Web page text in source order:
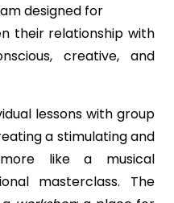
designed for
their relationship with
creative, and
lessons with group
a stimulating and
like a musical
masterclass. The